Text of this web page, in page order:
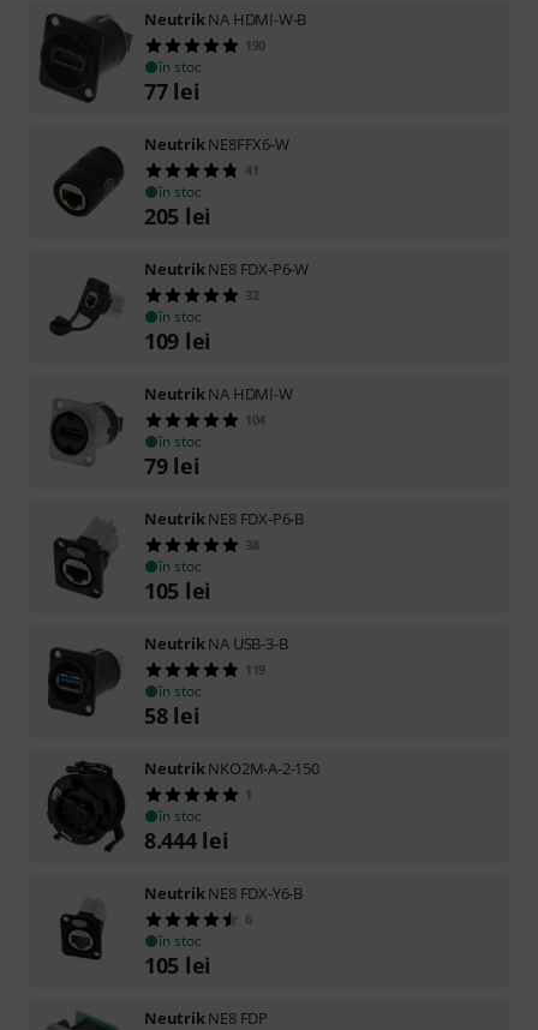
NeutrikNA HDMI-W-B
190
în stoc
77 lei
NeutrikNE8FFX6-W
41
în stoc
205 lei
NeutrikNE8 FDX-P6-W
32
în stoc
109 lei
NeutrikNA HDMI-W
104
în stoc
79 lei
NeutrikNE8 FDX-P6-B
38
în stoc
105 lei
NeutrikNA USB-3-B
119
în stoc
58 lei
NeutrikNKO2M-A-2-150
1
în stoc
8.444 lei
NeutrikNE8 FDX-Y6-B
6
în stoc
105 lei
NeutrikNE8 FDP